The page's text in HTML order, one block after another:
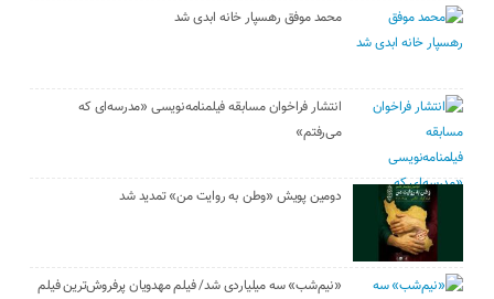
محمد موفق رهسپار خانه ابدی شد
انتشار فراخوان مسابقه فیلمنامه‌نویسی «مدرسه‌ای که
می‌رفتم»
دومین پویش «وطن به روایت من» تمدید شد
«نیم‌شب» سه میلیاردی شد/ فیلم مهدویان پرفروش‌ترین فیلم